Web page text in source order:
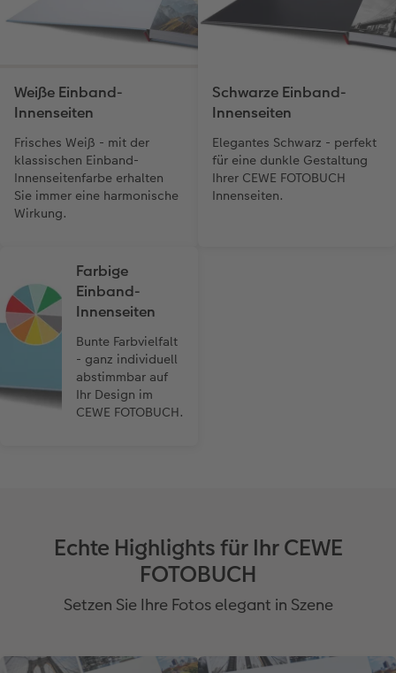
Weiße Einband-
Innenseiten
Frisches Weiß - mit der
klassischen Einband-
Innenseitenfarbe erhalten
Sie immer eine harmonische
Wirkung.
Schwarze Einband-
Innenseiten
Elegantes Schwarz - perfekt
für eine dunkle Gestaltung
Ihrer CEWE FOTOBUCH
Innenseiten.
Farbige
Einband-
Innenseiten
Bunte Farbvielfalt
- ganz individuell
abstimmbar auf
Ihr Design im
CEWE FOTOBUCH.
Echte Highlights für Ihr CEWE
FOTOBUCH
Setzen Sie Ihre Fotos elegant in Szene